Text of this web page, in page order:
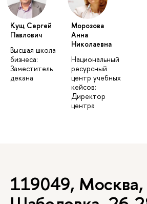
Кущ Сергей
Павлович
Высшая школа
бизнеса:
Заместитель
декана
Морозова
Анна
Николаевна
Национальный
ресурсный
центр учебных
кейсов:
Директор
центра
119049, Москва,